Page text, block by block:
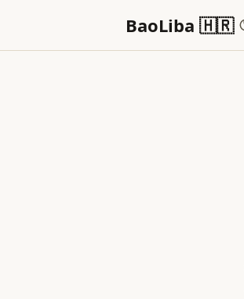
BaoLiba 🇭🇷